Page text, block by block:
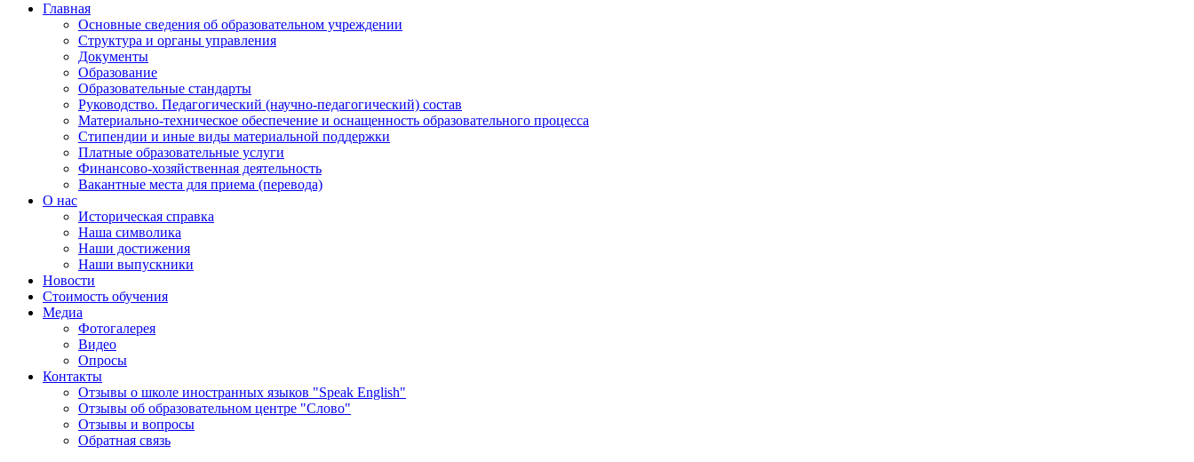
Главная
Основные сведения об образовательном учреждении
Структура и органы управления
Документы
Образование
Образовательные стандарты
Руководство. Педагогический (научно-педагогический) состав
Материально-техническое обеспечение и оснащенность образовательного процесса
Стипендии и иные виды материальной поддержки
Платные образовательные услуги
Финансово-хозяйственная деятельность
Вакантные места для приема (перевода)
О нас
Историческая справка
Наша символика
Наши достижения
Наши выпускники
Новости
Стоимость обучения
Медиа
Фотогалерея
Видео
Опросы
Контакты
Отзывы о школе иностранных языков "Speak English"
Отзывы об образовательном центре "Слово"
Отзывы и вопросы
Обратная связь